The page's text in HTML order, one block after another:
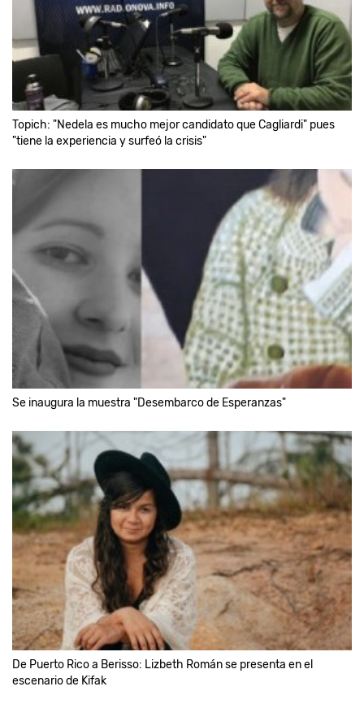
Topich: "Nedela es mucho mejor candidato que Cagliardi" pues
"tiene la experiencia y surfeó la crisis"
Se inaugura la muestra "Desembarco de Esperanzas"
De Puerto Rico a Berisso: Lizbeth Román se presenta en el
escenario de Kifak